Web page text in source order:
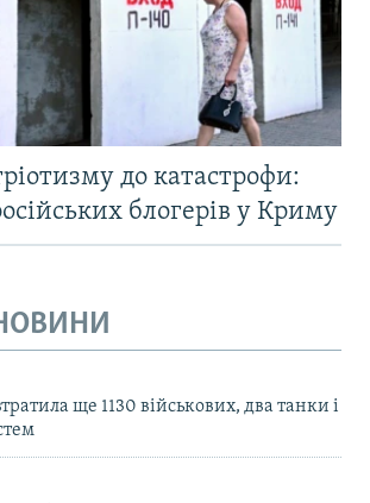
до катастрофи:
блогерів у Криму
ще 1130 військових, два танки і